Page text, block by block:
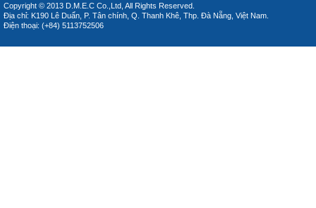
Copyright © 2013 D.M.E.C Co.,Ltd, All Rights Reserved.
Địa chỉ: K190 Lê Duẩn, P. Tân chính, Q. Thanh Khê, Thp. Đà Nẵng, Việt Nam.
Điện thoại: (+84) 5113752506